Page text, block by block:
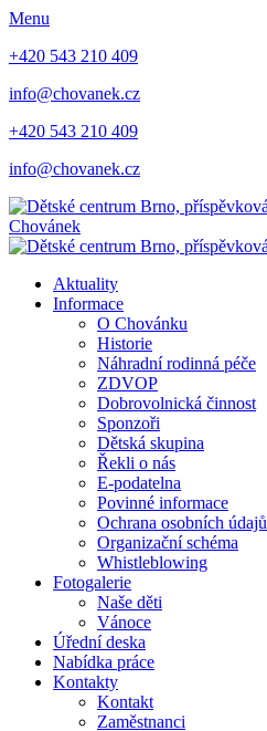
Menu
+420 543 210 409
info@chovanek.cz
+420 543 210 409
info@chovanek.cz
Chovánek
Aktuality
Informace
O Chovánku
Historie
Náhradní rodinná péče
ZDVOP
Dobrovolnická činnost
Sponzoři
Dětská skupina
Řekli o nás
E-podatelna
Povinné informace
Ochrana osobních údajů
Organizační schéma
Whistleblowing
Fotogalerie
Naše děti
Vánoce
Úřední deska
Nabídka práce
Kontakty
Kontakt
Zaměstnanci